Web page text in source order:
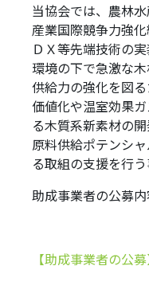
当協会では、農林
産業国際競争⼒強
ＤＸ等先端技術の
環境の下で急激な
供給力の強化を図
価値化や温室効果
る木質系新素材の
原料供給ポテンシ
る取組の支援を行う
助成事業者の公募
【助成事業者の公募